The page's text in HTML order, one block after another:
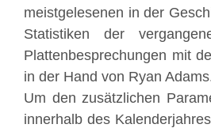
meistgelesenen in der
Statistiken der
Plattenbesprechungen mit
in der Hand von Ryan
Um den zusätzlichen
innerhalb des